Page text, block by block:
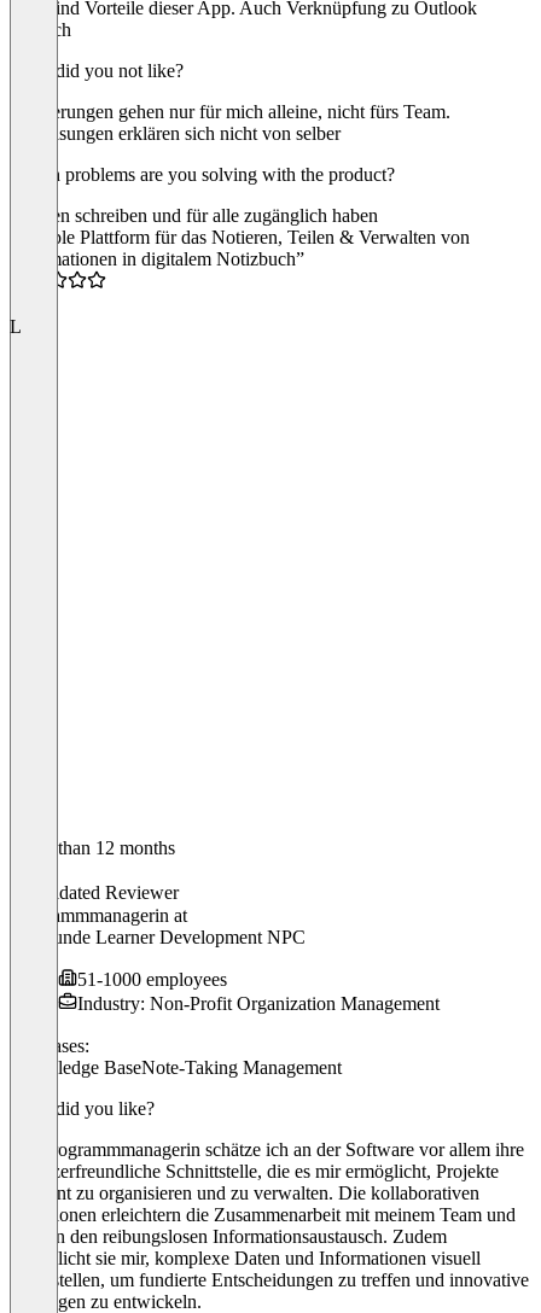
alles sind Vorteile dieser App. Auch Verknüpfung zu Outlook
möglich
What did you not like?
Erinnerungen gehen nur für mich alleine, nicht fürs Team.
Zuweisungen erklären sich nicht von selber
Which problems are you solving with the product?
Notizen schreiben und für alle zugänglich haben
“flexible Plattform für das Notieren, Teilen & Verwalten von
Informationen in digitalem Notizbuch”
L
Older than 12 months
Validated Reviewer
Programmmanagerin at
Masifunde Learner Development NPC
51-1000 employees
Industry: Non-Profit Organization Management
Use cases:
Knowledge BaseNote-Taking Management
What did you like?
Als Programmmanagerin schätze ich an der Software vor allem ihre
benutzerfreundliche Schnittstelle, die es mir ermöglicht, Projekte
effizient zu organisieren und zu verwalten. Die kollaborativen
Funktionen erleichtern die Zusammenarbeit mit meinem Team und
fördern den reibungslosen Informationsaustausch. Zudem
ermöglicht sie mir, komplexe Daten und Informationen visuell
darzustellen, um fundierte Entscheidungen zu treffen und innovative
Lösungen zu entwickeln.